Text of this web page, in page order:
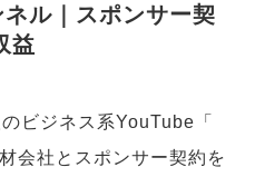
ネル｜スポンサー契
益
ビジネス系YouTube「
会社とスポンサー契約を